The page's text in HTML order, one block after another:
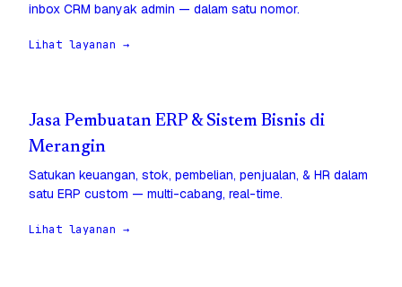
inbox CRM banyak admin — dalam satu nomor.
Lihat layanan →
Jasa Pembuatan ERP & Sistem Bisnis di
Merangin
Satukan keuangan, stok, pembelian, penjualan, & HR dalam
satu ERP custom — multi-cabang, real-time.
Lihat layanan →